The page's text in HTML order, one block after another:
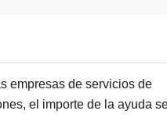
empresas de servicios de
el importe de la ayuda